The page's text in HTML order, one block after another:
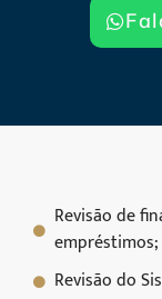
Revisão de
empréstimos;
Revisão do